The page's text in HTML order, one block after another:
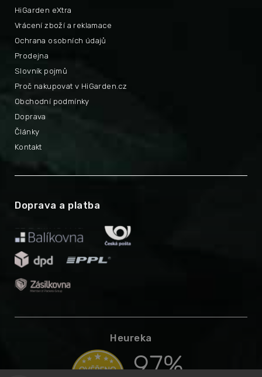
HiGarden eXtra
Proč nakupovat v HiGarden.cz
Vrácení zboží a reklamace
Obchodní podmínky
Ochrana osobních údajů
Doprava
Prodejna
Články
Slovník pojmů
Kontakt
Doprava a platba
Heureka